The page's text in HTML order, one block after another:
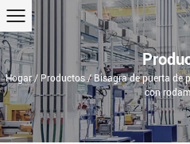
Hogar/ Productos/Bisagra de puerta de
con